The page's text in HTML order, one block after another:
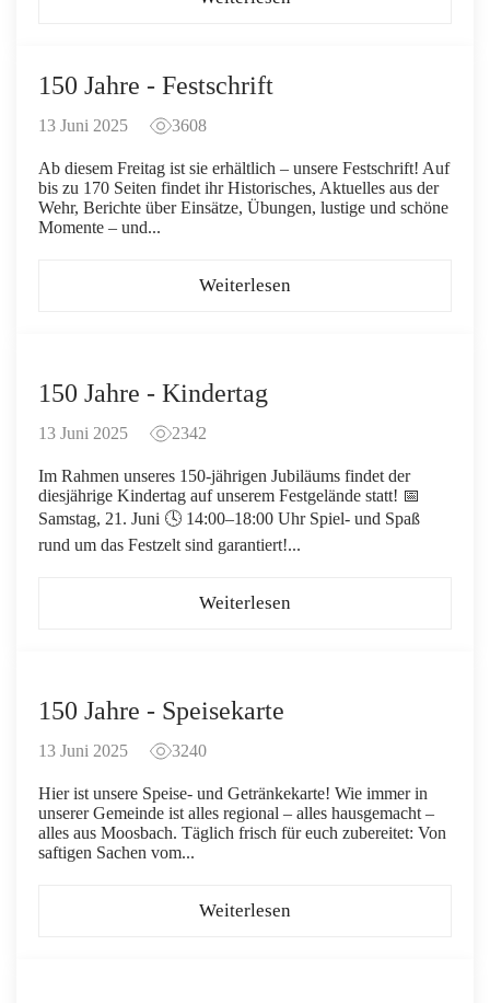
150 Jahre - Festschrift
13 Juni 2025 3608
Ab diesem Freitag ist sie erhältlich – unsere Festschrift! Auf
bis zu 170 Seiten findet ihr Historisches, Aktuelles aus der
Wehr, Berichte über Einsätze, Übungen, lustige und schöne
Momente – und...
Weiterlesen
150 Jahre - Kindertag
13 Juni 2025 2342
Im Rahmen unseres 150-jährigen Jubiläums findet der
diesjährige Kindertag auf unserem Festgelände statt! 📅
Samstag, 21. Juni 🕓 14:00–18:00 Uhr Spiel- und Spaß
rund um das Festzelt sind garantiert!...
Weiterlesen
150 Jahre - Speisekarte
13 Juni 2025 3240
Hier ist unsere Speise- und Getränkekarte! Wie immer in
unserer Gemeinde ist alles regional – alles hausgemacht –
alles aus Moosbach. Täglich frisch für euch zubereitet: Von
saftigen Sachen vom...
Weiterlesen